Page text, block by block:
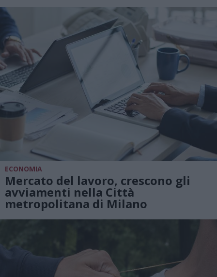
ECONOMIA
Mercato del lavoro, crescono gli
avviamenti nella Città
metropolitana di Milano